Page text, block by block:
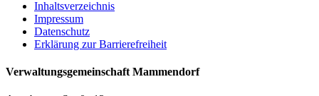
Inhaltsverzeichnis
Impressum
Datenschutz
Erklärung zur Barrierefreiheit
Verwaltungsgemeinschaft Mammendorf